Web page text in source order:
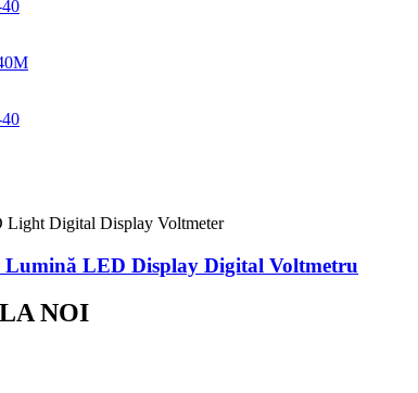
Lumină LED Display Digital Voltmetru
NOI